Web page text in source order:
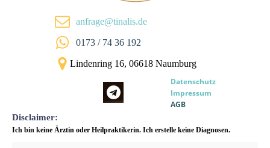
anfrage@tinalis.de
0173 / 74 36 192
Lindenring 16, 06618 Naumburg
Datenschutz
Impressum
AGB
Disclaimer:
Ich bin keine Ärztin oder Heilpraktikerin. Ich erstelle keine Diagnosen.